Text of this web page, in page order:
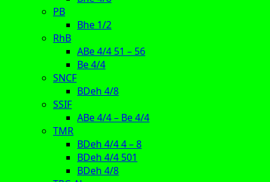
PB
Bhe 1/2
RhB
ABe 4/4 51 – 56
Be 4/4
SNCF
BDeh 4/8
SSIF
ABe 4/4 – Be 4/4
TMR
BDeh 4/4 4 – 8
BDeh 4/4 501
BDeh 4/8